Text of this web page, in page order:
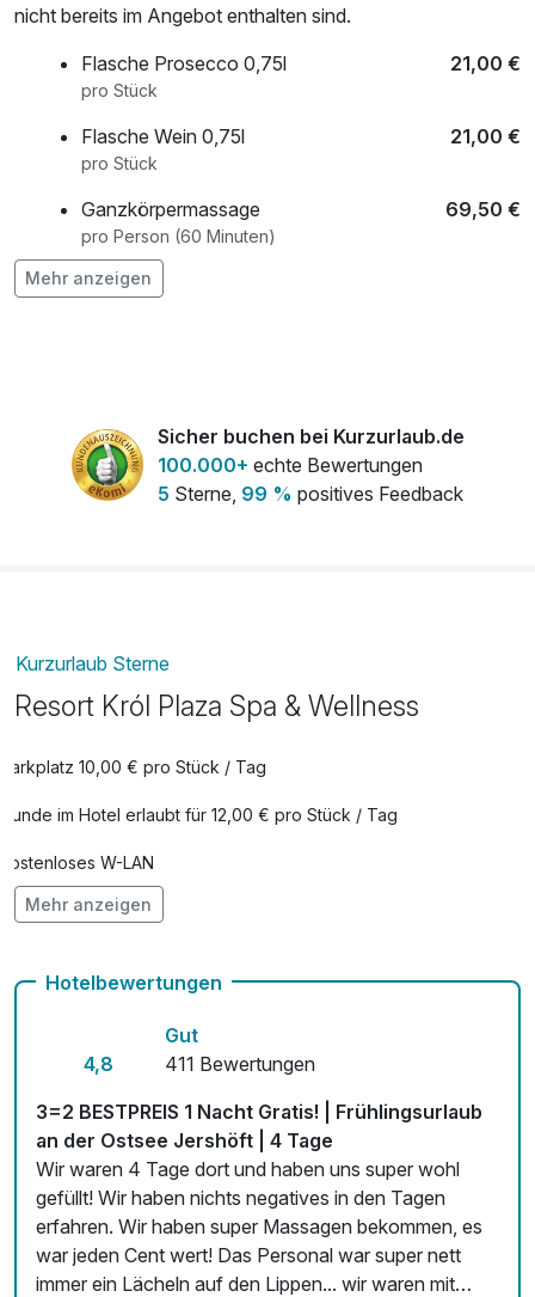
nicht bereits im Angebot enthalten sind.
Flasche Prosecco 0,75l
21,00 €
pro Stück
Flasche Wein 0,75l 21,00 €
pro Stück
Ganzkörpermassage 69,50 €
pro Person (60 Minuten)
Rückenmassage
Mehr anzeigen
Sicher buchen bei Kurzurlaub.de
100.000+ echte Bewertungen
5 Sterne, 99 % positives Feedback
Kurzurlaub Sterne
Resort Król Plaza Spa & Wellness
Parkplatz 10,00 € pro Stück / Tag
Hunde im Hotel erlaubt für 12,00 € pro Stück / Tag
Kostenloses W-LAN
Zimmerservice verfügbar
Mehr anzeigen
Hotelbewertungen
4,8
Gut
411 Bewertungen
3=2 BESTPREIS 1 Nacht Gratis! | Frühlingsurlaub
an der Ostsee Jershöft | 4 Tage
Wir waren 4 Tage dort und haben uns super wohl
gefüllt! Wir haben nichts negatives in den Tagen
erfahren. Wir haben super Massagen bekommen, es
war jeden Cent wert! Das Personal war super nett
immer ein Lächeln auf den Lippen... wir waren mit